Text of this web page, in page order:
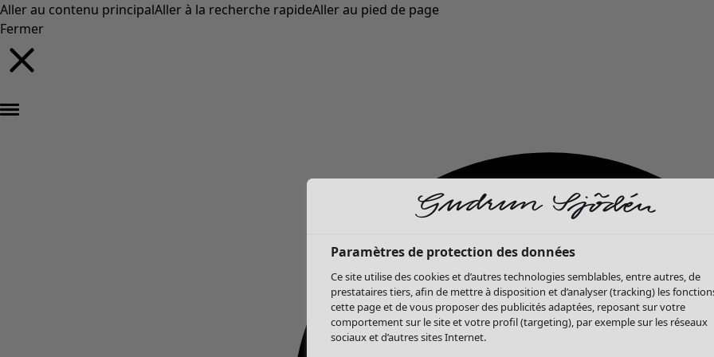
Aller au contenu principalAller à la recherche rapideAller au pied de page
Fermer
Paramètres de protection des données
Ce site utilise des cookies et d’autres technologies semblables, entre autres, de
prestataires tiers, afin de mettre à disposition et d’analyser (tracking) les
cette page et de vous proposer des publicités adaptées, reposant sur votre
comportement sur le site et votre profil (targeting), par exemple sur les réseaux
sociaux et d’autres sites Internet.